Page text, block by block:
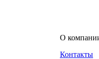
О
Контакты